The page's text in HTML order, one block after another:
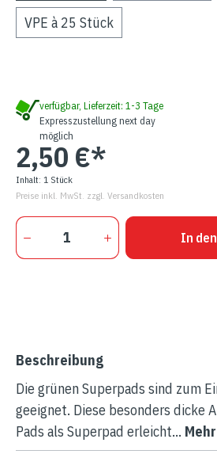
VPE à 25 Stück
verfügbar, Lieferzeit: 1-3 Tage
Expresszustellung next day
möglich
2,50 €*
Inhalt: 1 Stück
Preise inkl. MwSt. zzgl. Versandkosten
In
Beschreibung
Die grünen Superpads sind zum
geeignet. Diese besonders dicke
Pads als Superpad erleicht… Mehr